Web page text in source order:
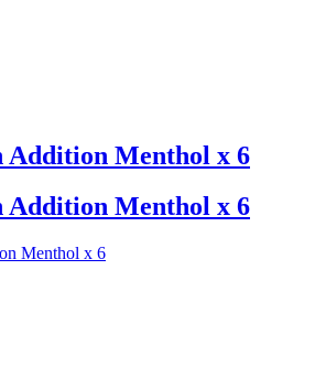
Addition Menthol x 6
Addition Menthol x 6